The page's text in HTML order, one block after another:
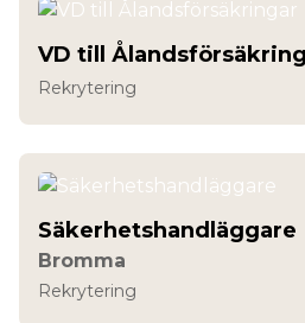
VD till
Rekrytering
Säkerhetshandläggare
Bromma
Rekrytering